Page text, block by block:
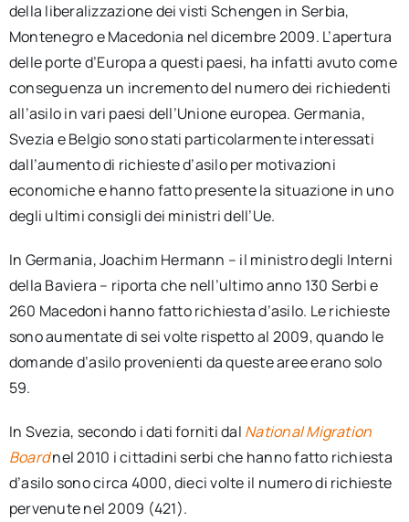
della liberalizzazione dei visti Schengen in Serbia,
Montenegro e Macedonia nel dicembre 2009. L’apertura
delle porte d’Europa a questi paesi, ha infatti avuto come
conseguenza un incremento del numero dei richiedenti
all’asilo in vari paesi dell’Unione europea. Germania,
Svezia e Belgio sono stati particolarmente interessati
dall’aumento di richieste d’asilo per motivazioni
economiche e hanno fatto presente la situazione in uno
degli ultimi consigli dei ministri dell’Ue.
In Germania, Joachim Hermann – il ministro degli Interni
della Baviera – riporta che nell’ultimo anno 130 Serbi e
260 Macedoni hanno fatto richiesta d’asilo. Le richieste
sono aumentate di sei volte rispetto al 2009, quando le
domande d’asilo provenienti da queste aree erano solo
59.
In Svezia, secondo i dati forniti dal National Migration
Boardnel 2010 i cittadini serbi che hanno fatto richiesta
d’asilo sono circa 4000, dieci volte il numero di richieste
pervenute nel 2009 (421).